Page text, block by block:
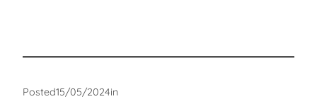
Posted15/05/2024in